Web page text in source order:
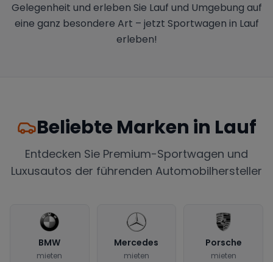
Gelegenheit und erleben Sie Lauf und Umgebung auf
eine ganz besondere Art – jetzt Sportwagen in Lauf
erleben!
Beliebte Marken in Lauf
Entdecken Sie Premium-Sportwagen und
Luxusautos der führenden Automobilhersteller
BMW
mieten
Mercedes
mieten
Porsche
mieten